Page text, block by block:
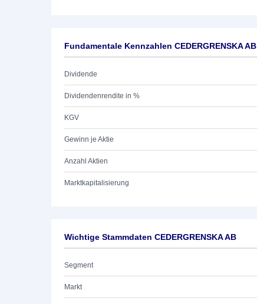
Fundamentale Kennzahlen CEDERGRENSKA AB
Dividende
Dividendenrendite in %
KGV
Gewinn je Aktie
Anzahl Aktien
Marktkapitalisierung
Wichtige Stammdaten CEDERGRENSKA AB
Segment
Markt